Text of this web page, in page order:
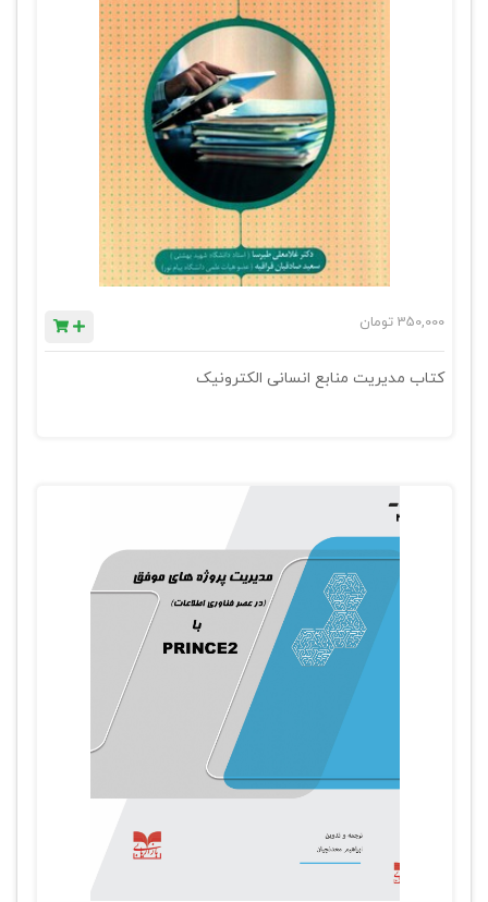
350,000 تومان
کتاب مدیریت منابع انسانی الکترونیک